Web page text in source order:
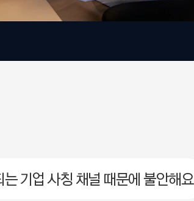
기업 사칭 채널 때문에 불안해요